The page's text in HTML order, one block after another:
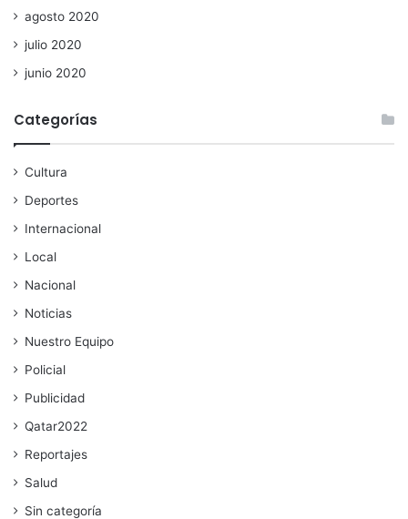
agosto 2020
julio 2020
junio 2020
Categorías
Cultura
Deportes
Internacional
Local
Nacional
Noticias
Nuestro Equipo
Policial
Publicidad
Qatar2022
Reportajes
Salud
Sin categoría